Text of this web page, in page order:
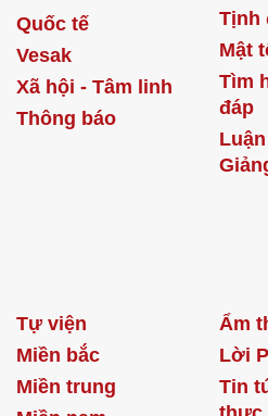
Quốc tế
Vesak
Xã hội - Tâm linh
Thông báo
Tịnh
Mật
Tìm
đáp
Tự viện
Miền bắc
Miền trung
Ẩm
Lời
Tin